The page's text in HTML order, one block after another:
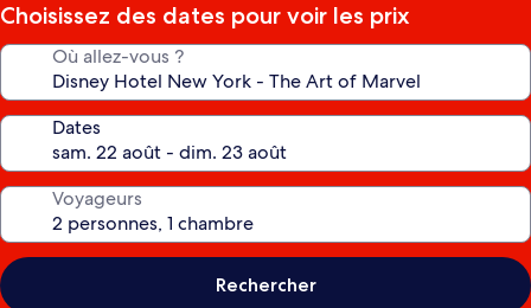
Choisissez des dates pour voir les prix
Où allez-vous ?
Dates
Voyageurs
Rechercher